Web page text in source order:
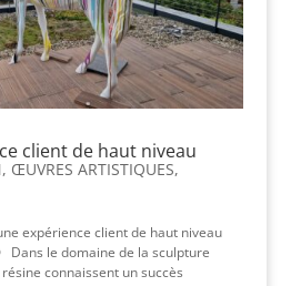
client de haut niveau
, ŒUVRES ARTISTIQUES,
expérience client de haut niveau
Dans le domaine de la sculpture
connaissent un succès